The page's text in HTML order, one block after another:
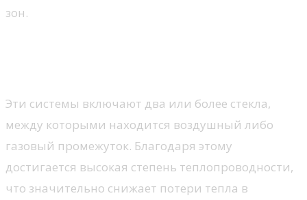
зон.
Эти системы включают два или более стекла,
между которыми находится воздушный либо
газовый промежуток. Благодаря этому
достигается высокая степень теплопроводности,
что значительно снижает потери тепла в